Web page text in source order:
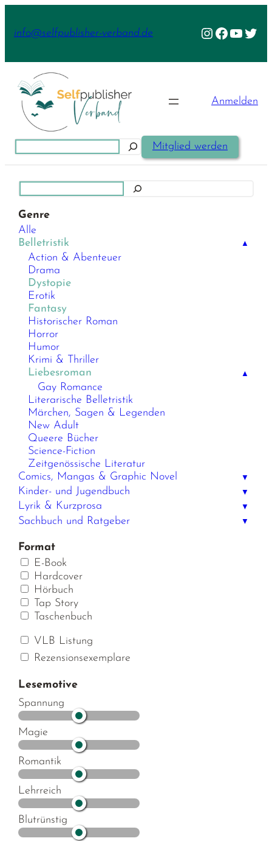
Inhalt
info@selfpublisher-verband.de Instagram
Facebook
Anmelden
Mitglied werden
Genre
Alle
Belletristik
▲
Action & Abenteuer
Drama
Dystopie
Erotik
Fantasy
Historischer Roman
Horror
Humor
Krimi & Thriller
Liebesroman
▲
Gay Romance
Literarische Belletristik
Märchen, Sagen & Legenden
New Adult
Queere Bücher
Science-Fiction
Zeitgenössische Literatur
Comics, Mangas & Graphic Novel
▼
Kinder- und Jugendbuch ▼
Lyrik & Kurzprosa ▼
Sachbuch und Ratgeber ▼
Format
E-Book
Hardcover
Hörbuch
Tap Story
Taschenbuch
VLB Listung
Rezensionsexemplare
Lesemotive
Spannung
Magie
Romantik
Lehrreich
Blutrünstig